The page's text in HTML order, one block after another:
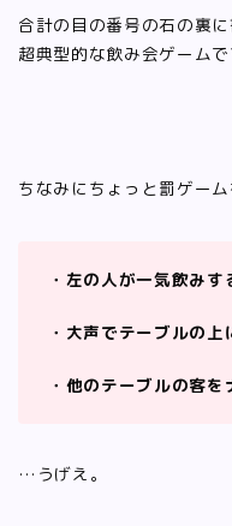
合計の目の番号の石の裏
超典型的な飲み会ゲームで
ちなみにちょっと罰ゲー
・左の人が一気飲みす
・大声でテーブルの上
・他のテーブルの客を
…うげえ。